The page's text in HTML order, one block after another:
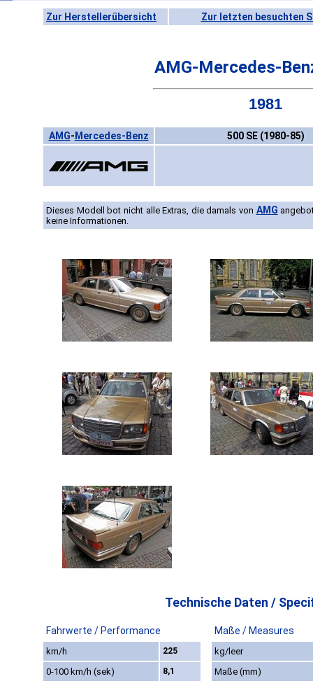
Zur Herstellerübersicht Zur letzten besuchten
AMG-Mercedes-
1981
AMG- Mercedes-Benz 500 SE (1980-85)
Dieses Modell bot nicht alle Extras, die damals von AMG
keine Informationen.
Technische Daten /
Fahrwerte / Performance Maße / Measures
km/h 225
kg/leer
0-100 km/h (sek)
8,1
Maße (mm)